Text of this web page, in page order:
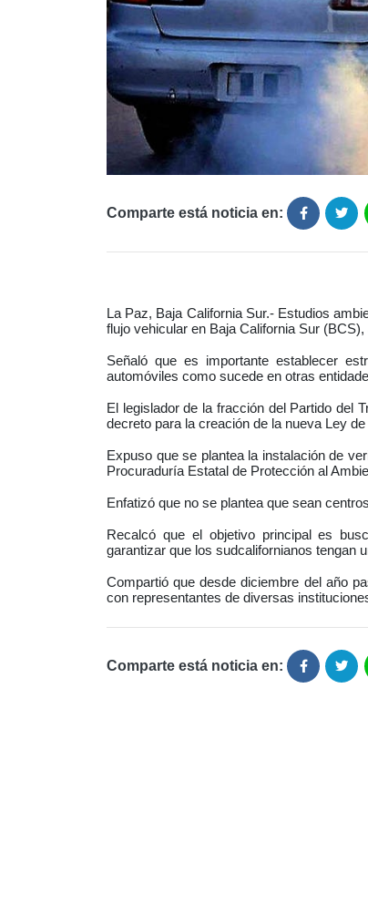
Comparte está noticia en:
La Paz, Baja California Sur.- Estudios
flujo vehicular en Baja California Sur
Señaló que es importante establecer
automóviles como sucede en otras
El legislador de la fracción del Partido del
decreto para la creación de la nueva Ley
Expuso que se plantea la instalación de
Procuraduría Estatal de Protección al
Enfatizó que no se plantea que sean
Recalcó que el objetivo principal es
garantizar que los sudcalifornianos tengan
Compartió que desde diciembre del año
con representantes de diversas
Comparte está noticia en: